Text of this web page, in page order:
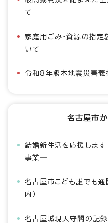
て
家庭用ごみ・資源の指
いて
令和8年熊本地震災害義
名古屋市
結婚新生活を応援しま
事業―
名古屋市こども誰でも通
内）
名古屋城現天守閣の記録